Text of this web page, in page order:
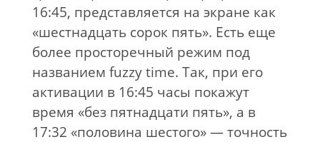
16:45, представляется на экране как
«шестнадцать сорок пять». Есть еще
более просторечный режим под
названием fuzzy time. Так, при его
активации в 16:45 часы покажут
время «без пятнадцати пять», а в
17:32 «половина шестого» — точность